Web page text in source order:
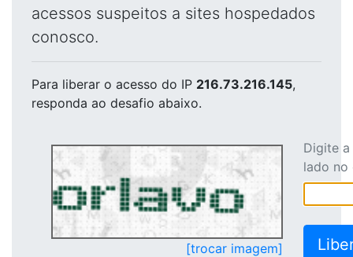
acessos suspeitos a sites hospedados
conosco.
Para liberar o acesso do IP 216.73.216.145,
responda ao desafio abaixo.
[trocar imagem]
Digite
lado no